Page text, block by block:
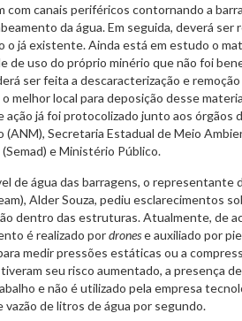
com canais periféricos contornando a
da água. Em seguida, deverá ser
já existente. Ainda está em estudo o
de uso do próprio minério que não foi
ser feita a descaracterização e
melhor local para deposição desse
ação já foi protocolizado junto aos órgãos
(ANM), Secretaria Estadual de Meio
e Ministério Público.
de água das barragens, o representante
Alder Souza, pediu esclarecimentos
dentro das estruturas. Atualmente, de
é realizado pordronese auxiliado por
medir pressões estáticas ou a
seu risco aumentado, a presença
e não é utilizado pela empresa
vazão de litros de água por segundo.